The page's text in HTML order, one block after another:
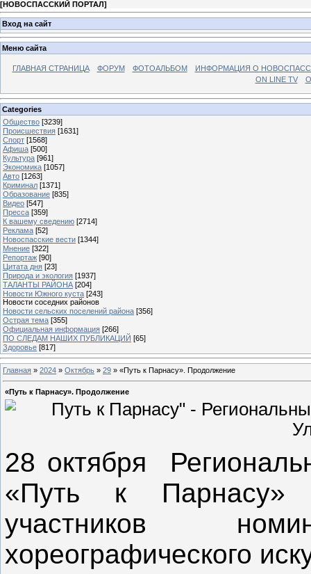
[НОВОСПАССКИЙ ПОРТАЛ]
Вход на сайт
Меню сайта
ГЛАВНАЯ СТРАНИЦА ФОРУМ ФОТОАЛЬБОМ
ИНФОРМАЦИЯ О
ON LINE TV
Categories
Общество [3239]
Происшествия [1631]
Спорт [1568]
Афиша [500]
Культура [961]
Экономика [1057]
Авто [1263]
Криминал [1371]
Образование [835]
Видео [547]
Пресса [359]
К вашему сведению [2714]
Реклама [52]
Новоспасские вести [1344]
Мнение [322]
Репортаж [90]
Цитата дня [23]
Природа и экология [1937]
ТАЛАНТЫ РАЙОНА [204]
Новости Южного куста [243]
Новости соседних районов
Новости сельских поселений района [356]
Острая тема [355]
Официальная информация [266]
ПО СЛЕДАМ НАШИХ ПУБЛИКАЦИЙ [65]
Здоровье [817]
Главная » 2024 » Октябрь » 29 » «Путь к Парнасу». Продолжение
«Путь к Парнасу». Продолжение
28 октября
«Путь к Парнасу»
участников
хореографического